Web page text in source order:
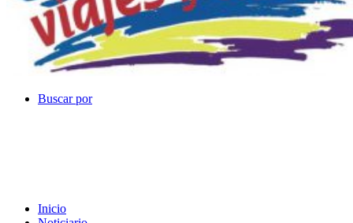
Buscar por
Inicio